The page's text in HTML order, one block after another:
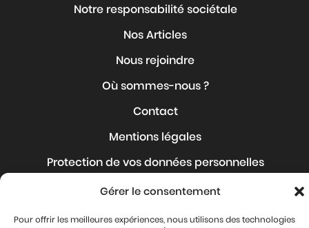
Gérer le consentement
Pour offrir les meilleures expériences, nous utilisons des technologies
Notre responsabilité sociétale
Nos Articles
Nous rejoindre
Où sommes-nous ?
Contact
Mentions légales
Protection de vos données personnelles